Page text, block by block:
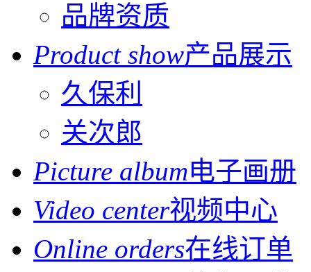
品牌资质
Product show产品展示
久保利
关次郎
Picture album电子画册
Video center视频中心
Online orders在线订单